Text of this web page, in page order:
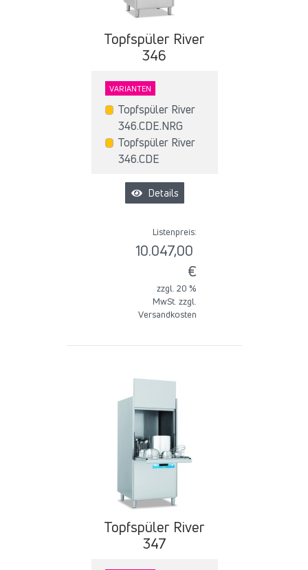
Topfspüler River
346
VARIANTEN
Topfspüler River
346.CDE.NRG
Topfspüler River
346.CDE
Details
Listenpreis:
10.047,00
€
zzgl. 20 %
MwSt. zzgl.
Versandkosten
Topfspüler River
347